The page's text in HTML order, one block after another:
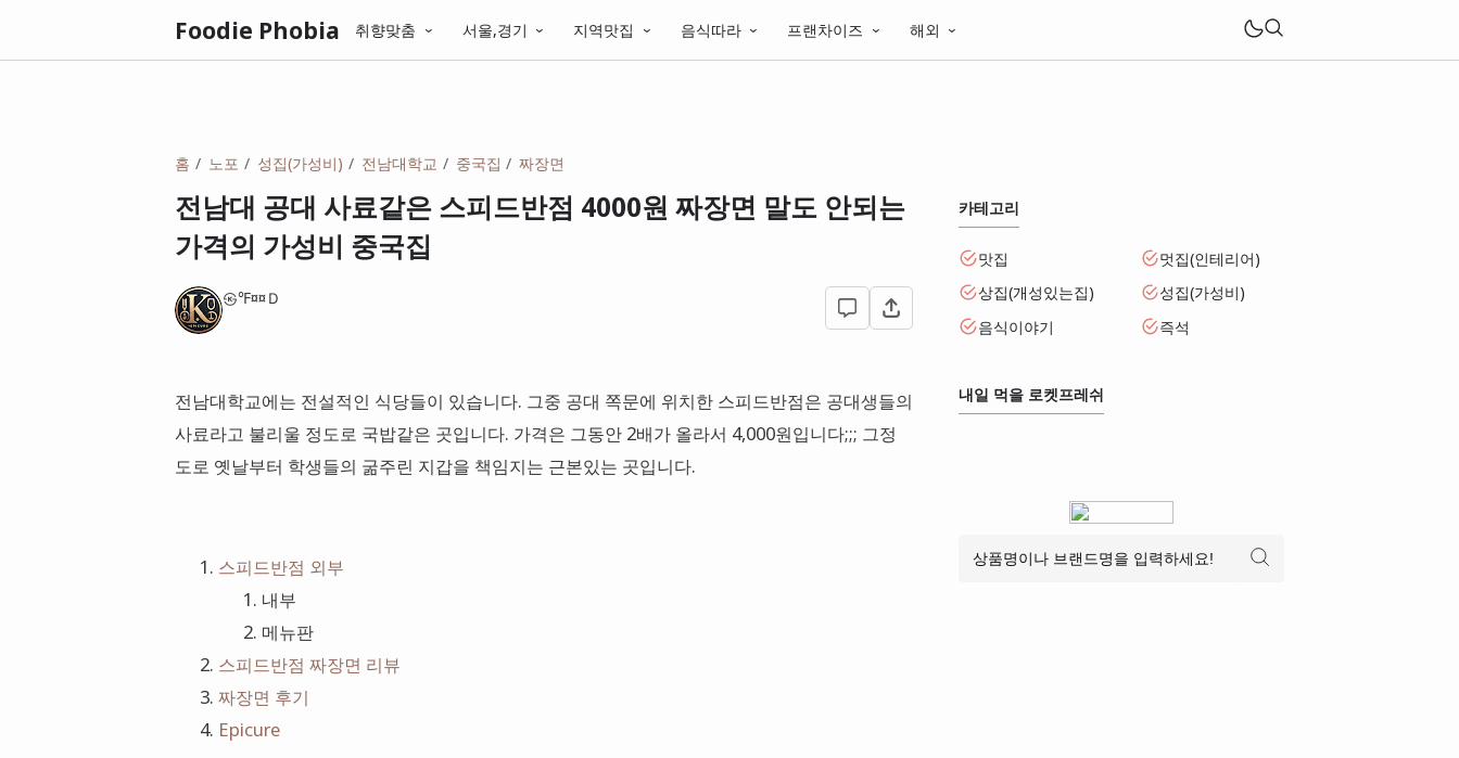
Foodie Phobia 취향맞춤 서울,경기 지역맛집 음식따라 프랜차이즈 해외
홈 노포 성집(가성비) 전남대학교 중국집 짜장면
전남대 공대 사료같은 스피드반점 4000원 짜장면 말도 안되는
가격의 가성비 중국집
㉿℉¤¤Ｄ
전남대학교에는 전설적인 식당들이 있습니다. 그중 공대 쪽문에 위치한 스피드반점은 공대생들의
사료라고 불리울 정도로 국밥같은 곳입니다. 가격은 그동안 2배가 올라서 4,000원입니다;;; 그정
도로 옛날부터 학생들의 굶주린 지갑을 책임지는 근본있는 곳입니다.
스피드반점 외부
내부
메뉴판
스피드반점 짜장면 리뷰
짜장면 후기
Epicure
카테고리
맛집
멋집(인테리어)
상집(개성있는집)
성집(가성비)
음식이야기
즉석
내일 먹을 로켓프레쉬